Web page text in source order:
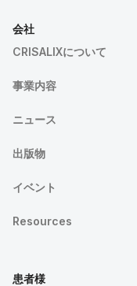
会社
CRISALIXについて
事業内容
ニュース
出版物
イベント
Resources
患者様